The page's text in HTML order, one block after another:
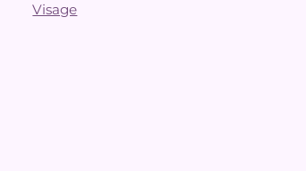
Visage